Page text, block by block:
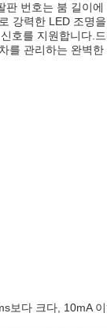
번호는 붐 길이
강력한 LED 조명
호를 지원합니다.
를 관리하는 완벽
보다 크다, 10mA